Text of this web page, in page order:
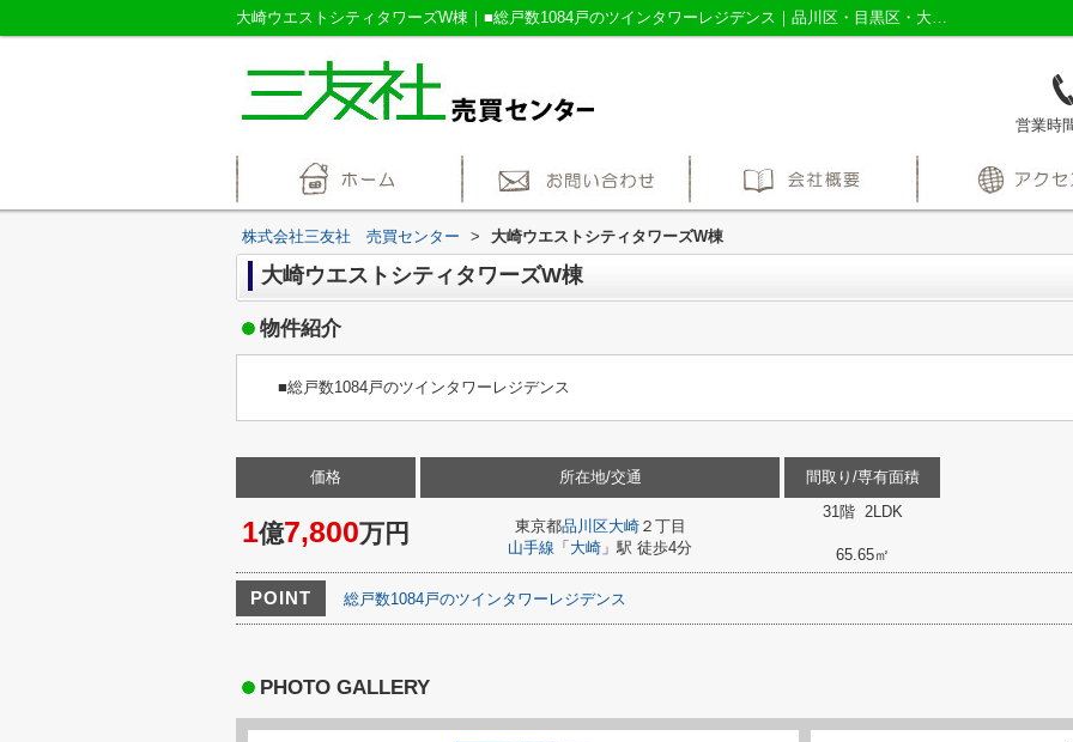
大崎ウエストシティタワーズW棟｜■総戸数1084戸のツインタワーレジデンス｜品川区・目黒区・大田区の不動産売買なら株式会社三友社売買センター
営業時
株式会社三友社 売買センター > 大崎ウエストシティタワーズW棟
大崎ウエストシティタワーズW棟
物件紹介
■総戸数1084戸のツインタワーレジデンス
価格
1億7,800万円
所在地/交通
東京都品川区大崎２丁目
山手線 「 大崎 」駅 徒歩4分
間取り/専有面積
31階 2LDK
65.65㎡
POINT 総戸数1084戸のツインタワーレジデンス
PHOTO GALLERY